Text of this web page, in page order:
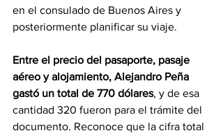
en el consulado de Buenos Aires y
posteriormente planificar su viaje.
Entre el precio del pasaporte, pasaje
aéreo y alojamiento, Alejandro Peña
gastó un total de 770 dólares, y de esa
cantidad 320 fueron para el trámite del
documento. Reconoce que la cifra total